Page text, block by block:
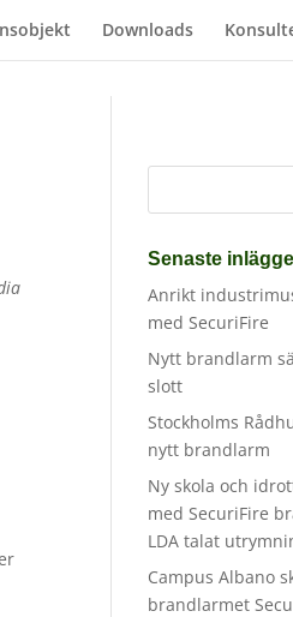
Downloads
Senaste
Anrikt
med SecuriFire
Nytt brandlarm
slott
Stockholms
nytt brandlarm
Ny skola och
med SecuriFire
LDA talat
Campus Albano
brandlarmet